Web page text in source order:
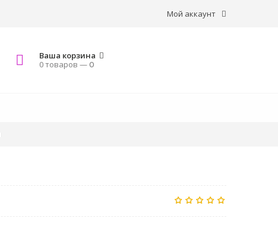
Мой аккаунт
Ваша корзина
0 товаров —0